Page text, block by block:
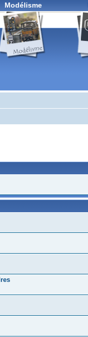
Modélisme